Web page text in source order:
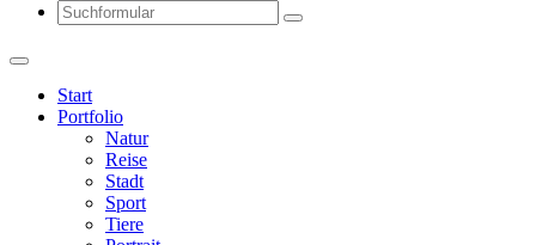
Search
Start
Portfolio
Natur
Reise
Stadt
Sport
Tiere